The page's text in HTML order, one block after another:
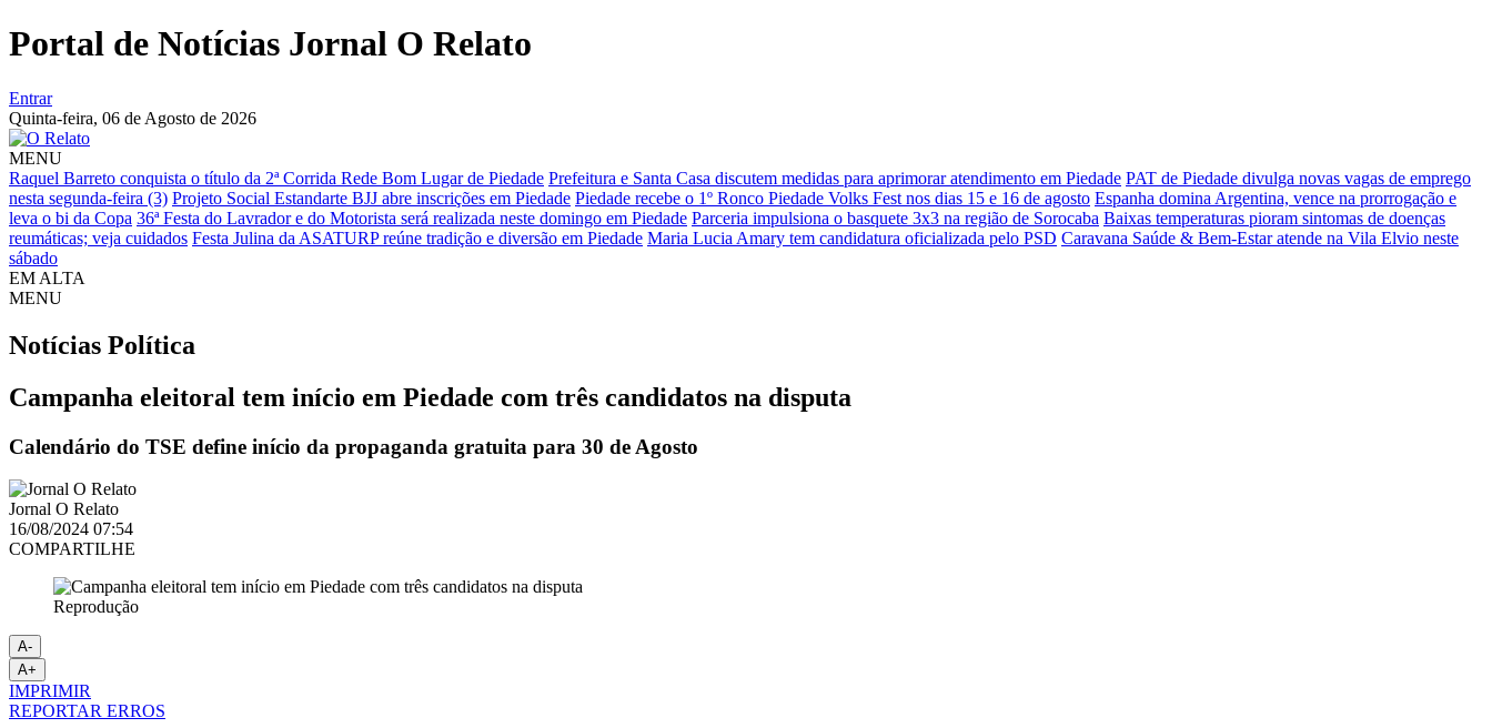
Portal de Notícias Jornal O Relato
Entrar
Quinta-feira, 06 de Agosto de 2026
MENU
Raquel Barreto conquista o título da 2ª Corrida Rede Bom Lugar de Piedade Prefeitura e Santa Casa discutem medidas para aprimorar atendimento em Piedade PAT de Piedade divulga novas vagas de emprego
nesta segunda-feira (3) Projeto Social Estandarte BJJ abre inscrições em Piedade Piedade recebe o 1º Ronco Piedade Volks Fest nos dias 15 e 16 de agosto Espanha domina Argentina, vence na prorrogação e
leva o bi da Copa 36ª Festa do Lavrador e do Motorista será realizada neste domingo em Piedade Parceria impulsiona o basquete 3x3 na região de Sorocaba Baixas temperaturas pioram sintomas de doenças
reumáticas; veja cuidados Festa Julina da ASATURP reúne tradição e diversão em Piedade Maria Lucia Amary tem candidatura oficializada pelo PSD Caravana Saúde & Bem-Estar atende na Vila Elvio neste
sábado
EM ALTA
MENU
Notícias Política
Campanha eleitoral tem início em Piedade com três candidatos na disputa
Calendário do TSE define início da propaganda gratuita para 30 de Agosto
Jornal O Relato
16/08/2024 07:54
COMPARTILHE
Reprodução
A-
A+
IMPRIMIR
REPORTAR ERROS